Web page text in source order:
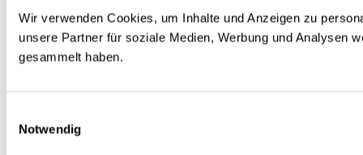
Wir verwenden Cookies, um Inhalte und Anzeigen zu
unsere Partner für soziale Medien, Werbung und Analysen
gesammelt haben.
Notwendig